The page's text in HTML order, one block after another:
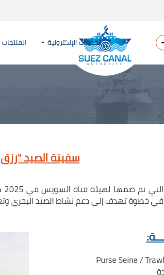
الخدمات الإلكترونية المنتجات
سفينة الصيد "رزق
في خطوة تهدف إلى دعم نشاط الصيد البحري